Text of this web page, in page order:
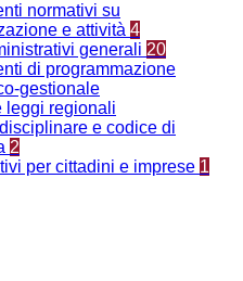
normativi su
e attività 4
generali 20
di programmazione
gestionale
leggi regionali
e codice di
2
per cittadini e imprese 1